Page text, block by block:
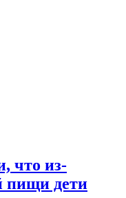
что из-
пищи дети